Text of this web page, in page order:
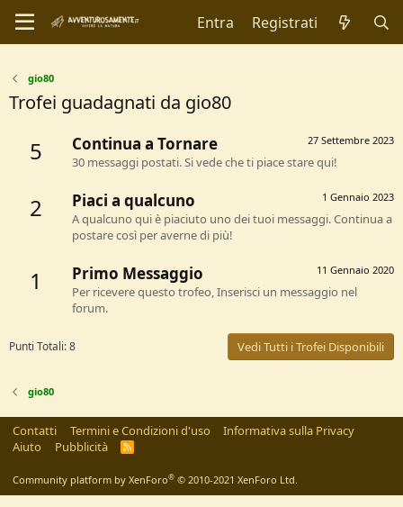
Entra Registrati
gio80
Trofei guadagnati da gio80
5 27 Settembre 2023
Continua a Tornare
30 messaggi postati. Si vede che ti piace stare qui!
2 1 Gennaio 2023
Piaci a qualcuno
A qualcuno qui è piaciuto uno dei tuoi messaggi. Continua a
postare così per averne di più!
1 11 Gennaio 2020
Primo Messaggio
Per ricevere questo trofeo, Inserisci un messaggio nel
forum.
Punti Totali: 8 Vedi Tutti i Trofei Disponibili
gio80
Contatti Termini e Condizioni d'uso
Informativa sulla Privacy
Aiuto
Pubblicità
R
Community platform by XenForo® © 2010-2021 XenForo Ltd.